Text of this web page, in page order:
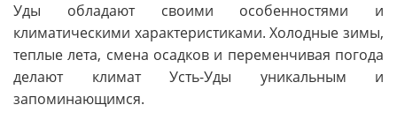
Уды обладают своими особенностями и
климатическими характеристиками. Холодные зимы,
теплые лета, смена осадков и переменчивая погода
делают климат Усть-Уды уникальным и
запоминающимся.